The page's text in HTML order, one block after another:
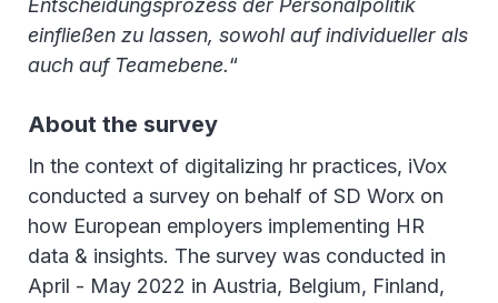
Entscheidungsprozess der Personalpolitik
einfließen zu lassen, sowohl auf individueller als
auch auf Teamebene.“
About the survey
In the context of digitalizing hr practices, iVox
conducted a survey on behalf of SD Worx on
how European employers implementing HR
data & insights. The survey was conducted in
April - May 2022 in Austria, Belgium, Finland,